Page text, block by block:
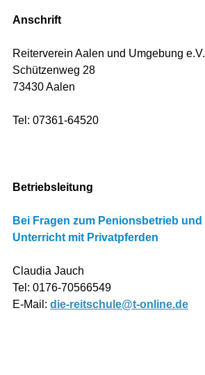
Anschrift
Reiterverein Aalen und Umgebung e.V.
Schützenweg 28
73430 Aalen
Tel: 07361-64520
Betriebsleitung
Bei Fragen zum Penionsbetrieb und
Unterricht mit Privatpferden
Claudia Jauch
Tel: 0176-70566549
E-Mail: die-reitschule@t-online.de